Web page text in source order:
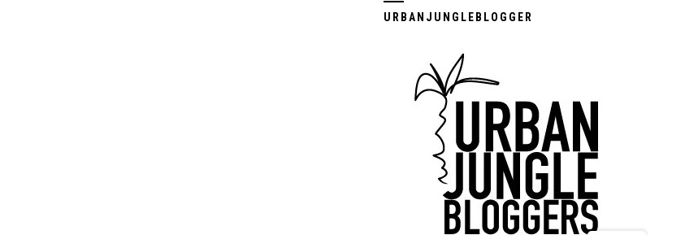
URBANJUNGLEBLOGGER